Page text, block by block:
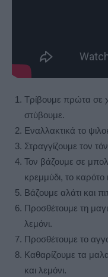
Τρίβουμε πρώτα σε
στύβουμε.
Εναλλακτικά το
Στραγγίζουμε τον
Τον βάζουμε σε
κρεμμύδι, το καρότο
Βάζουμε αλάτι και
Προσθέτουμε τη
λεμόνι.
Προσθέτουμε το
Καθαρίζουμε τα
και λεμόνι.